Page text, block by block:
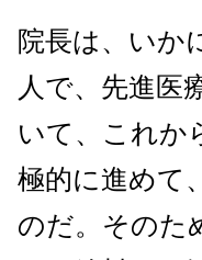
院長は、いか
人で、先進医
いて、これか
極的に進めて
のだ。そのた